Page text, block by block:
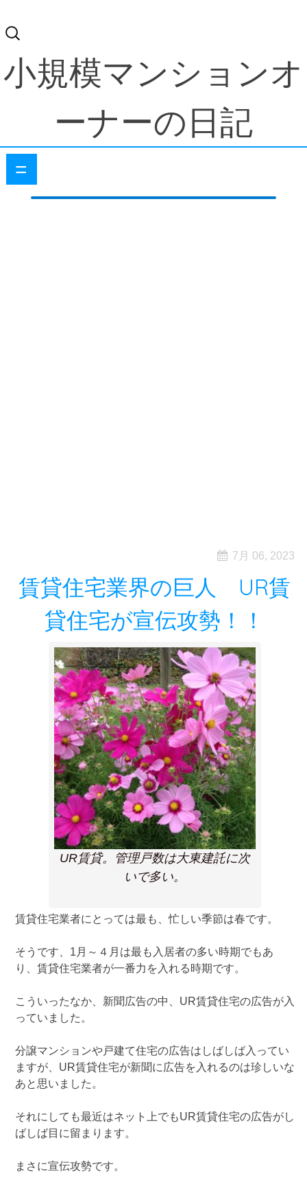
検
索:
小規模マンションオ
ーナーの日記
=
7月 06, 2023
賃貸住宅業界の巨人 UR賃
貸住宅が宣伝攻勢！！
UR賃貸。管理戸数は大東建託に次
いで多い。
賃貸住宅業者にとっては最も、忙しい季節は春です。
そうです、1月～４月は最も入居者の多い時期でもあ
り、賃貸住宅業者が一番力を入れる時期です。
こういったなか、新聞広告の中、UR賃貸住宅の広告が入
っていました。
分譲マンションや戸建て住宅の広告はしばしば入ってい
ますが、UR賃貸住宅が新聞に広告を入れるのは珍しいな
あと思いました。
それにしても最近はネット上でもUR賃貸住宅の広告がし
ばしば目に留まります。
まさに宣伝攻勢です。